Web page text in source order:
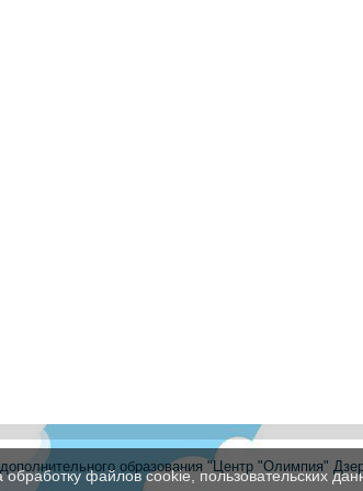
образования "Центр "Олимпия"
файлов cookie, пользовательских